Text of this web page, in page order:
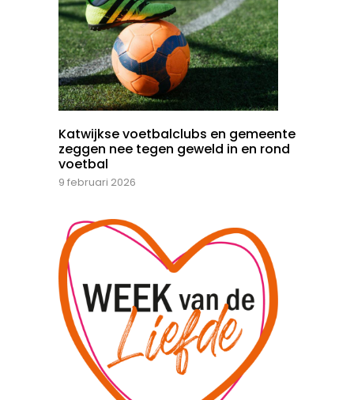
Katwijkse voetbalclubs en gemeente
zeggen nee tegen geweld in en rond
voetbal
9 februari 2026